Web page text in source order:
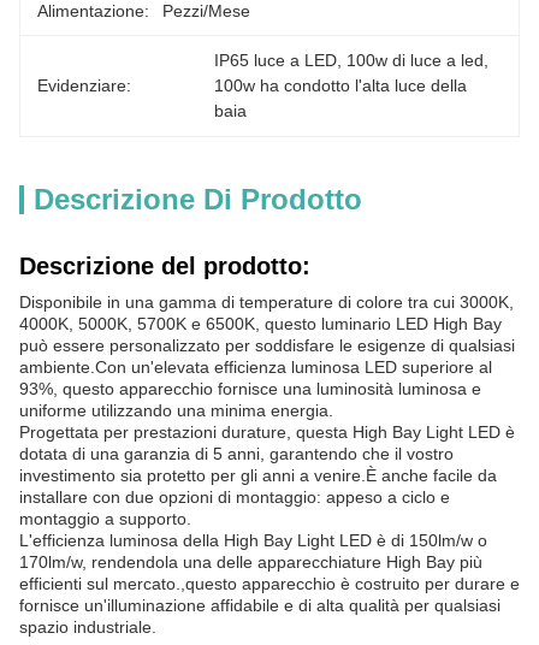
Alimentazione:
Pezzi/mese
Evidenziare:
IP65 luce a LED 100w di luce a led
100w ha condotto l'alta luce della
baia
Descrizione Di Prodotto
Descrizione del prodotto:
Disponibile in una gamma di temperature di colore tra cui 3000K,
4000K, 5000K, 5700K e 6500K, questo luminario LED High Bay
può essere personalizzato per soddisfare le esigenze di qualsiasi
ambiente.Con un'elevata efficienza luminosa LED superiore al
93%, questo apparecchio fornisce una luminosità luminosa e
uniforme utilizzando una minima energia.
Progettata per prestazioni durature, questa High Bay Light LED è
dotata di una garanzia di 5 anni, garantendo che il vostro
investimento sia protetto per gli anni a venire.È anche facile da
installare con due opzioni di montaggio: appeso a ciclo e
montaggio a supporto.
L'efficienza luminosa della High Bay Light LED è di 150lm/w o
170lm/w, rendendola una delle apparecchiature High Bay più
efficienti sul mercato.,questo apparecchio è costruito per durare e
fornisce un'illuminazione affidabile e di alta qualità per qualsiasi
spazio industriale.